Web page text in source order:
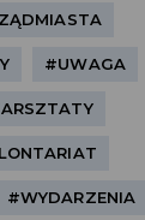
#UWAGA
#WYDARZENIA